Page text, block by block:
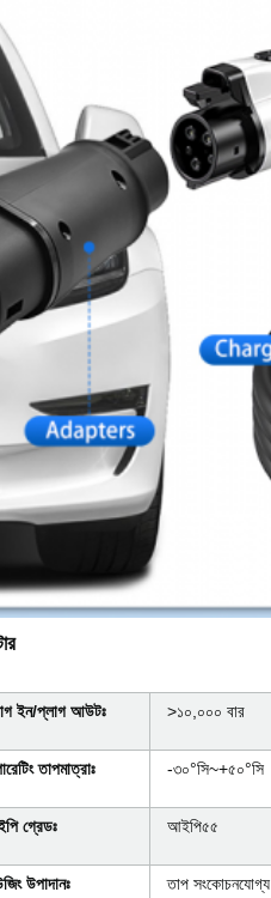
ইন/প্লাগ আউটঃ >১০,০০০ বার
তাপমাত্রাঃ -৩০°সি~+৫০°সি
গ্রেডঃ আইপি৫৫
উপাদানঃ তাপ